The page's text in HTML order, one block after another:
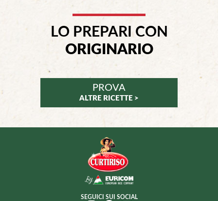
LO PREPARI CON
ORIGINARIO
PROVA
ALTRE RICETTE >
SEGUICI SUI SOCIAL